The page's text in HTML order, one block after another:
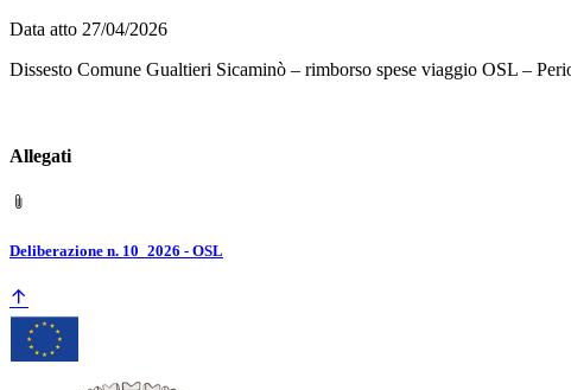
Data atto 27/04/2026
Dissesto Comune Gualtieri Sicaminò – rimborso spese viaggio OSL –
Allegati
Deliberazione n. 10_2026 - OSL